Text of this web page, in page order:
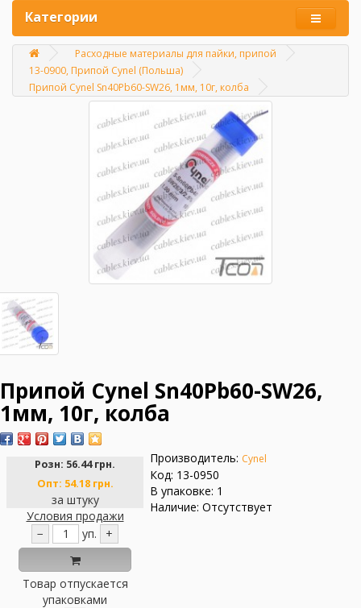
Категории
Главная
Расходные материалы для пайки, припой
13-0900, Припой Cynel (Польша)
Припой Cynel Sn40Pb60-SW26, 1мм, 10г, колба
Припой Cynel Sn40Pb60-SW26,
1мм, 10г, колба
Розн: 56.44 грн.
Опт: 54.18 грн.
за штуку
Условия продажи
−
уп. +
Товар отпускается
упаковками
Производитель: Cynel
Код: 13-0950
В упаковке: 1
Наличие: Отсутствует